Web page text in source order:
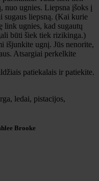
nuo ugnies. Liepsna įšoks į
sugaus liepsną. (Kai kurie
link ugnies, kad sugautų
būti šiek tiek rizikinga.)
išjunkite ugnį. Jūs nenorite,
Atsargiai perkelkite
patiekalais ir patiekite.
Brooke